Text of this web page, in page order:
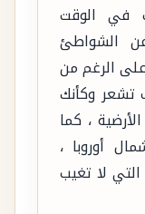
في الوقت
عن الشواطئ
على الرغم من
تشعر وكأنك
، كما
أوروبا ،
لا تغيب